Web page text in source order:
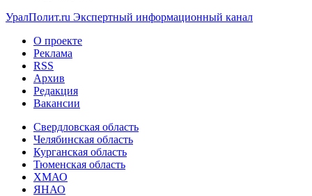
УралПолит.ru Экспертный информационный канал
О проекте
Реклама
RSS
Архив
Редакция
Вакансии
Свердловская область
Челябинская область
Курганская область
Тюменская область
ХМАО
ЯНАО